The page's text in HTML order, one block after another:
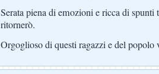
Serata piena di emozioni e ricca di spunti
ritornerò.
Orgoglioso di questi ragazzi e del popolo